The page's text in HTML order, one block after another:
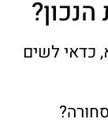
כדאי לשים